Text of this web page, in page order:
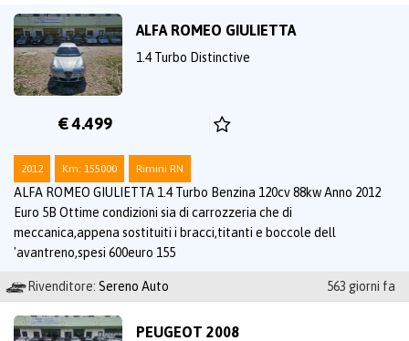
ALFA ROMEO GIULIETTA
1.4 Turbo Distinctive
€ 4.499
2012 Km: 155000 Rimini RN
ALFA ROMEO GIULIETTA 1.4 Turbo Benzina 120cv 88kw Anno 2012
Euro 5B Ottime condizioni sia di carrozzeria che di
meccanica,appena sostituiti i bracci,titanti e boccole dell
'avantreno,spesi 600euro 155
Rivenditore: Sereno Auto 563 giorni fa
PEUGEOT 2008